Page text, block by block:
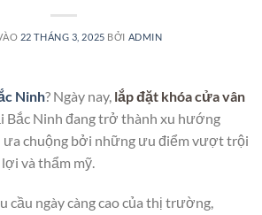
22 THÁNG 3, 2025 BỞI ADMIN
Ninh? Ngày nay, lắp đặt khóa cửa vân
Bắc Ninh đang trở thành xu hướng
ưa chuộng bởi những ưu điểm vượt trội
và thẩm mỹ.
cầu ngày càng cao của thị trường,